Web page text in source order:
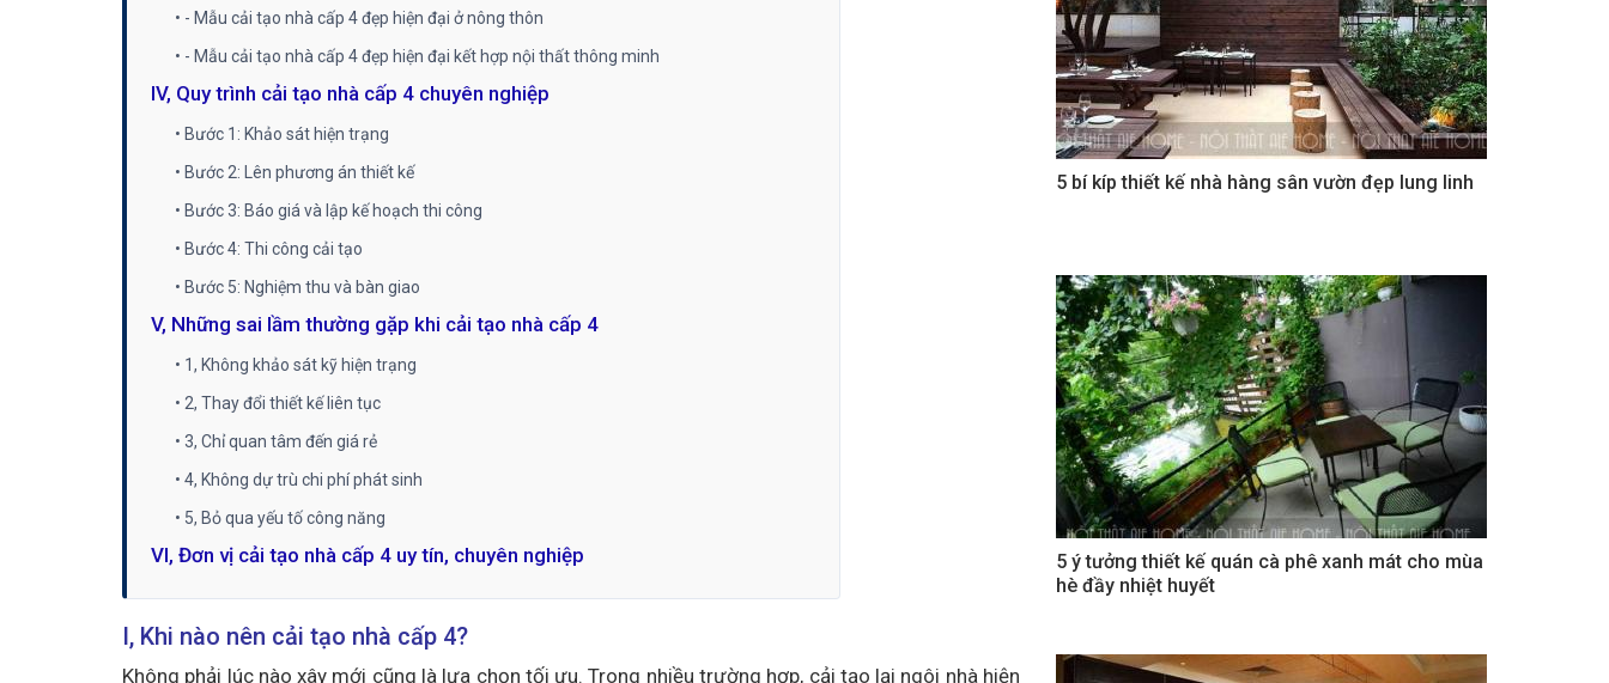
• - Mẫu cải tạo nhà cấp 4 đẹp hiện đại ở nông thôn
• - Mẫu cải tạo nhà cấp 4 đẹp hiện đại kết hợp nội thất thông minh
IV, Quy trình cải tạo nhà cấp 4 chuyên nghiệp
• Bước 1: Khảo sát hiện trạng
• Bước 2: Lên phương án thiết kế
• Bước 3: Báo giá và lập kế hoạch thi công
• Bước 4: Thi công cải tạo
• Bước 5: Nghiệm thu và bàn giao
V, Những sai lầm thường gặp khi cải tạo nhà cấp 4
• 1, Không khảo sát kỹ hiện trạng
• 2, Thay đổi thiết kế liên tục
• 3, Chỉ quan tâm đến giá rẻ
• 4, Không dự trù chi phí phát sinh
• 5, Bỏ qua yếu tố công năng
VI, Đơn vị cải tạo nhà cấp 4 uy tín, chuyên nghiệp
I, Khi nào nên cải tạo nhà cấp 4?
Không phải lúc nào xây mới cũng là lựa chọn tối ưu. Trong nhiều trường hợp, cải tạo lại ngôi nhà hiện
5 bí kíp thiết kế nhà hàng sân vườn đẹp lung linh
5 ý tưởng thiết kế quán cà phê xanh mát cho mùa
hè đầy nhiệt huyết